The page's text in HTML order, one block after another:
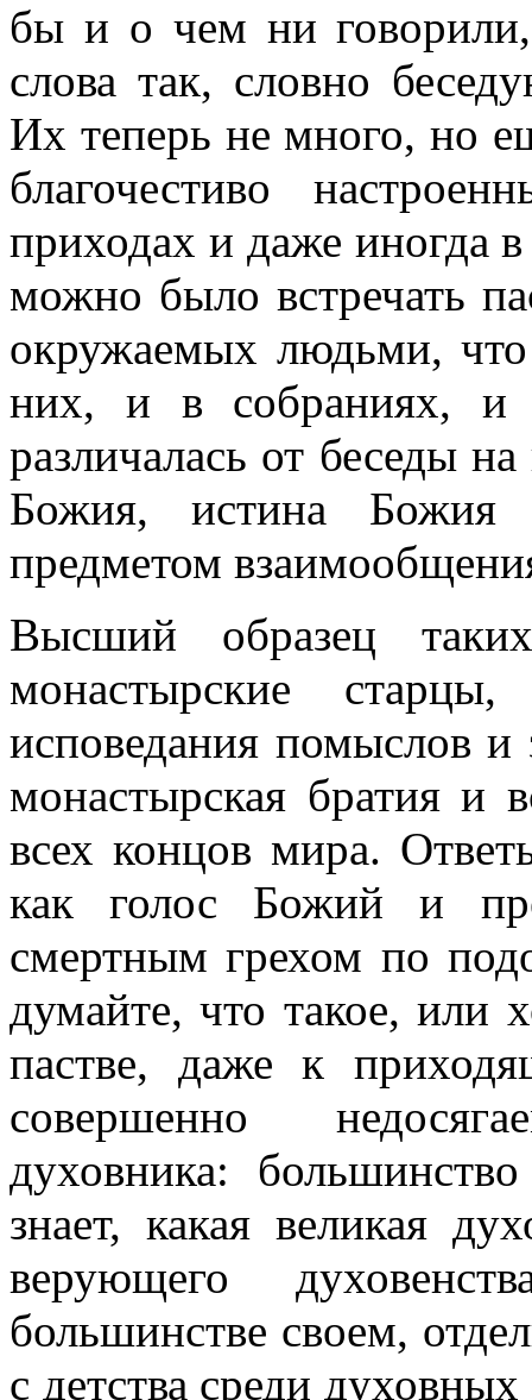
бы и о чем ни
слова так, словно
Их теперь не много, но
благочестиво
приходах и даже иногда
можно было встречать
окружаемых людьми,
них, и в собраниях, и
различалась от беседы
Божия, истина Божия
предметом
Высший образец
монастырские
исповедания помыслов и
монастырская братия и
всех концов мира.
как голос Божий и
смертным грехом по
думайте, что такое, или
пастве, даже к
совершенно
духовника:
знает, какая великая
верующего
большинстве своем,
с детства среди